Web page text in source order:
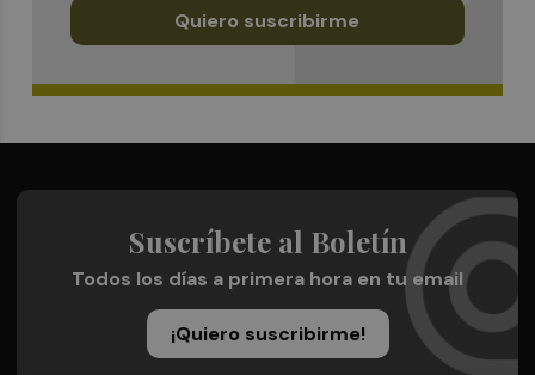
Quiero suscribirme
Suscríbete al Boletín
Todos los días a primera hora en tu email
¡Quiero suscribirme!